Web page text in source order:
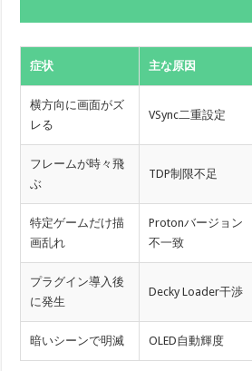
症状 主な原因
横方向に画面がズ
レる
VSync二重設定
フレームが時々飛
ぶ
TDP制限不足
特定ゲームだけ描
画乱れ
Protonバージョン
不一致
プラグイン導入後
に発生
Decky Loader干渉
暗いシーンで明滅 OLED自動輝度